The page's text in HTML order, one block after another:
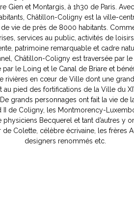
Gien et Montargis, à 1h30 de Paris.
Châtillon-Coligny est la ville-
de vie de près de 8000 habitants.
services au public, activités de
patrimoine remarquable et cadre
Châtillon-Coligny est traversée par
le Loing et le Canal de Briare et
rivières en cœur de Ville dont une
au pied des fortifications de la Ville du
grands personnages ont fait la vie de
II de Coligny, les Montmorency-
physiciens Becquerel et tant d’autres y
de Colette, célèbre écrivaine, les frères
designers renommés etc.